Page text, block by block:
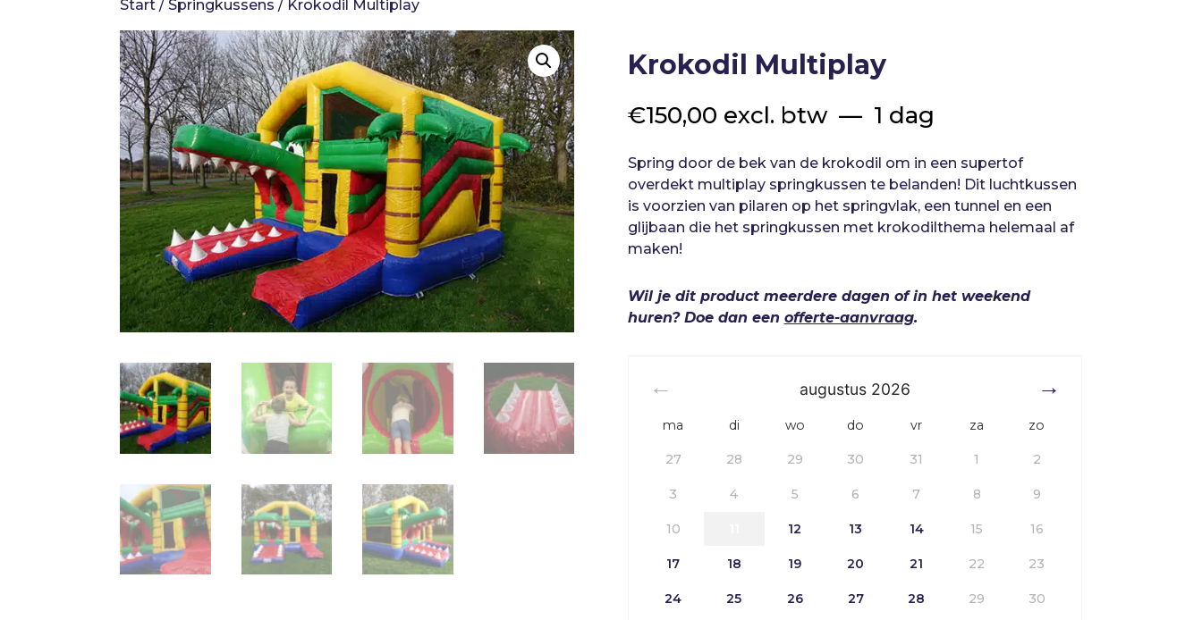
Start /Springkussens / Krokodil Multiplay
Krokodil Multiplay
€150,00 excl. btw 1 dag
Spring door de bek van de krokodil om in een supertof
overdekt multiplay springkussen te belanden! Dit luchtkussen
is voorzien van pilaren op het springvlak, een tunnel en een
glijbaan die het springkussen met krokodilthema helemaal af
maken!
Wil je dit product meerdere dagen of in het weekend
huren? Doe dan een offerte-aanvraag.
augustus 2026
ma di wo do vr za zo
27 28 29 30 31 1 2
3 4 5 6 7 8 9
10 12 13 14 15 16
17 18 19 20 21 22 23
24 25 26 27 28 29 30